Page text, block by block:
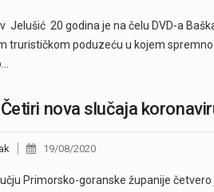
Jelušić 20 godina je na čelu DVD-a
trurističkom poduzeću u kojem
Četiri nova slučaja
19/08/2020
Primorsko-goranske županije